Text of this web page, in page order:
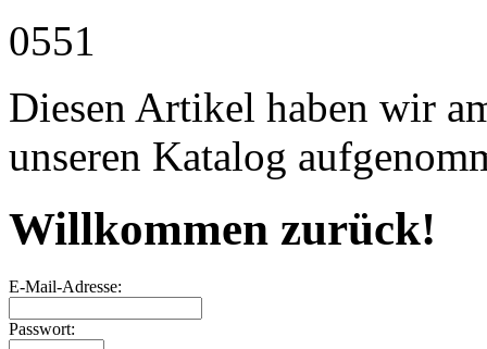
0551
Diesen Artikel haben wir
unseren Katalog
Willkommen zurück!
E-Mail-Adresse:
Passwort: